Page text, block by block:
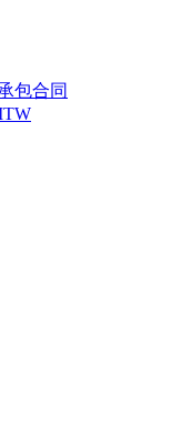
包合同